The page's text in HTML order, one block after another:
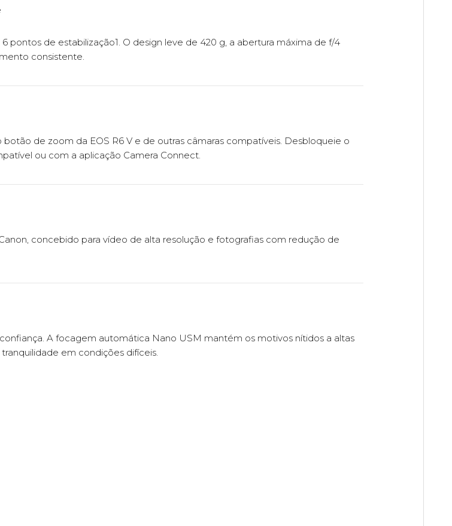
de estabilização1. O design leve de 420 g, a abertura máxima de f/4
consistente.
de zoom da EOS R6 V e de outras câmaras compatíveis. Desbloqueie o
ou com a aplicação Camera Connect.
concebido para vídeo de alta resolução e fotografias com redução de
A focagem automática Nano USM mantém os motivos nítidos a altas
em condições difíceis.